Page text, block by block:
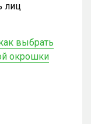
лиц
выбрать
окрошки